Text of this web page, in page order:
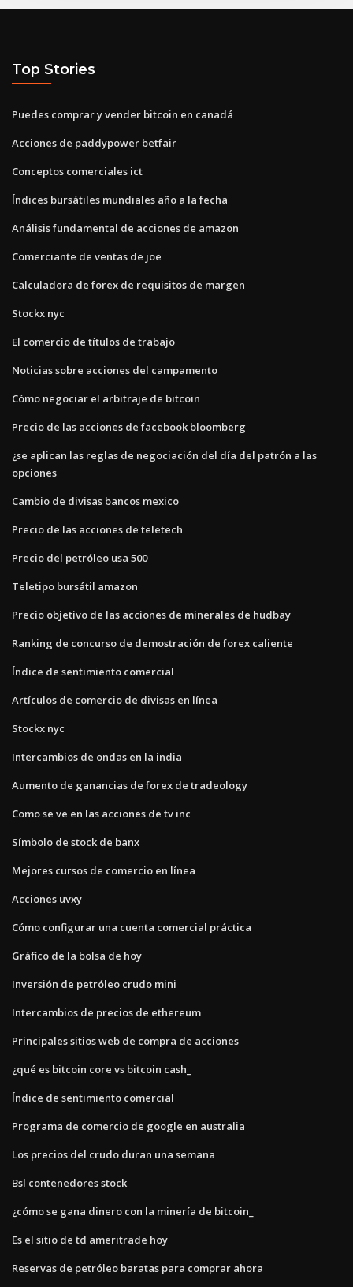
Top Stories
Puedes comprar y vender bitcoin en canadá
Acciones de paddypower betfair
Conceptos comerciales ict
Índices bursátiles mundiales año a la fecha
Análisis fundamental de acciones de amazon
Comerciante de ventas de joe
Calculadora de forex de requisitos de margen
Stockx nyc
El comercio de títulos de trabajo
Noticias sobre acciones del campamento
Cómo negociar el arbitraje de bitcoin
Precio de las acciones de facebook bloomberg
¿se aplican las reglas de negociación del día del patrón a las
opciones
Cambio de divisas bancos mexico
Precio de las acciones de teletech
Precio del petróleo usa 500
Teletipo bursátil amazon
Precio objetivo de las acciones de minerales de hudbay
Ranking de concurso de demostración de forex caliente
Índice de sentimiento comercial
Artículos de comercio de divisas en línea
Stockx nyc
Intercambios de ondas en la india
Aumento de ganancias de forex de tradeology
Como se ve en las acciones de tv inc
Símbolo de stock de banx
Mejores cursos de comercio en línea
Acciones uvxy
Cómo configurar una cuenta comercial práctica
Gráfico de la bolsa de hoy
Inversión de petróleo crudo mini
Intercambios de precios de ethereum
Principales sitios web de compra de acciones
¿qué es bitcoin core vs bitcoin cash_
Índice de sentimiento comercial
Programa de comercio de google en australia
Los precios del crudo duran una semana
Bsl contenedores stock
¿cómo se gana dinero con la minería de bitcoin_
Es el sitio de td ameritrade hoy
Reservas de petróleo baratas para comprar ahora